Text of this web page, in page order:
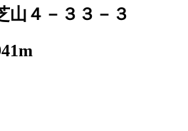
山４－３３－３